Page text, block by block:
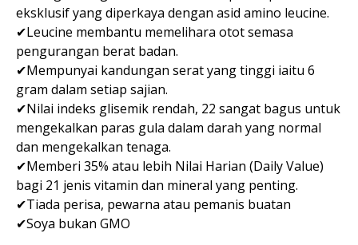
eksklusif yang diperkaya dengan asid amino leucine.
✔Leucine membantu memelihara otot semasa
pengurangan berat badan.
✔Mempunyai kandungan serat yang tinggi iaitu 6
gram dalam setiap sajian.
✔Nilai indeks glisemik rendah, 22 sangat bagus untuk
mengekalkan paras gula dalam darah yang normal
dan mengekalkan tenaga.
✔Memberi 35% atau lebih Nilai Harian (Daily Value)
bagi 21 jenis vitamin dan mineral yang penting.
✔Tiada perisa, pewarna atau pemanis buatan
✔Soya bukan GMO